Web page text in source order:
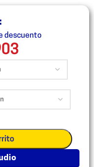
descuento